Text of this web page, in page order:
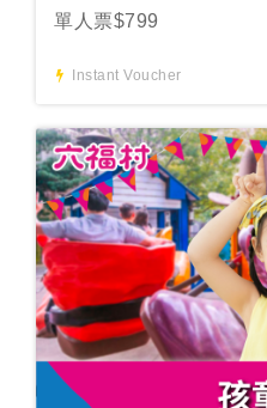
單人票$799
Instant Voucher